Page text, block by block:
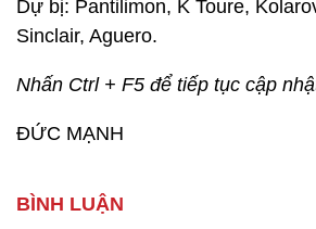
Dự bị: Pantilimon, K Toure,
Sinclair, Aguero.
Nhấn Ctrl + F5 để tiếp tục cập
ĐỨC MẠNH